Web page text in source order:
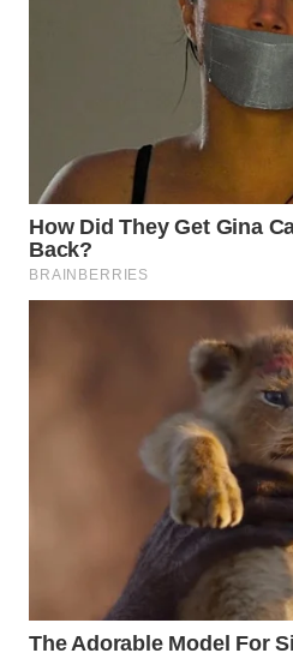
WN
SUBANG
WN
SUKABUMI
SEMARANG
WN